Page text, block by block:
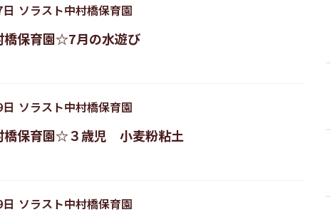
日 ソラスト中村橋保育園
橋保育園☆7月の水遊び
日 ソラスト中村橋保育園
橋保育園☆３歳児 小麦粉粘土
日 ソラスト中村橋保育園